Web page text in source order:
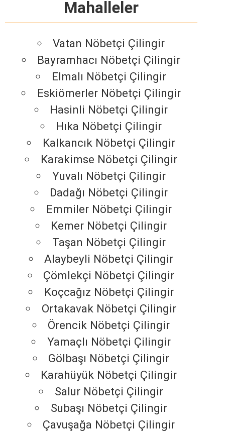
Mahalleler
Vatan Nöbetçi Çilingir
Bayramhacı Nöbetçi Çilingir
Elmalı Nöbetçi Çilingir
Eskiömerler Nöbetçi Çilingir
Hasinli Nöbetçi Çilingir
Hıka Nöbetçi Çilingir
Kalkancık Nöbetçi Çilingir
Karakimse Nöbetçi Çilingir
Yuvalı Nöbetçi Çilingir
Dadağı Nöbetçi Çilingir
Emmiler Nöbetçi Çilingir
Kemer Nöbetçi Çilingir
Taşan Nöbetçi Çilingir
Alaybeyli Nöbetçi Çilingir
Çömlekçi Nöbetçi Çilingir
Koçcağız Nöbetçi Çilingir
Ortakavak Nöbetçi Çilingir
Örencik Nöbetçi Çilingir
Yamaçlı Nöbetçi Çilingir
Gölbaşı Nöbetçi Çilingir
Karahüyük Nöbetçi Çilingir
Salur Nöbetçi Çilingir
Subaşı Nöbetçi Çilingir
Çavuşağa Nöbetçi Çilingir